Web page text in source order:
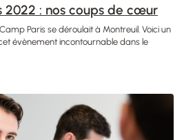
2022 : nos coups de cœur
Paris se déroulait à Montreuil. Voici un
évènement incontournable dans le